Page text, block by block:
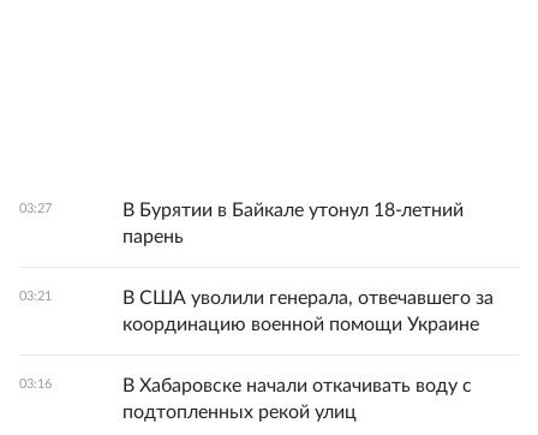
03:27
В Бурятии в Байкале утонул 18-летний
парень
03:21
В США уволили генерала, отвечавшего за
координацию военной помощи Украине
03:16
В Хабаровске начали откачивать воду с
подтопленных рекой улиц